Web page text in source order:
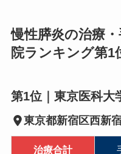
慢性膵炎の治療
院ランキング第1
第1位｜東京医科大
東京都新宿区西新
治療合計